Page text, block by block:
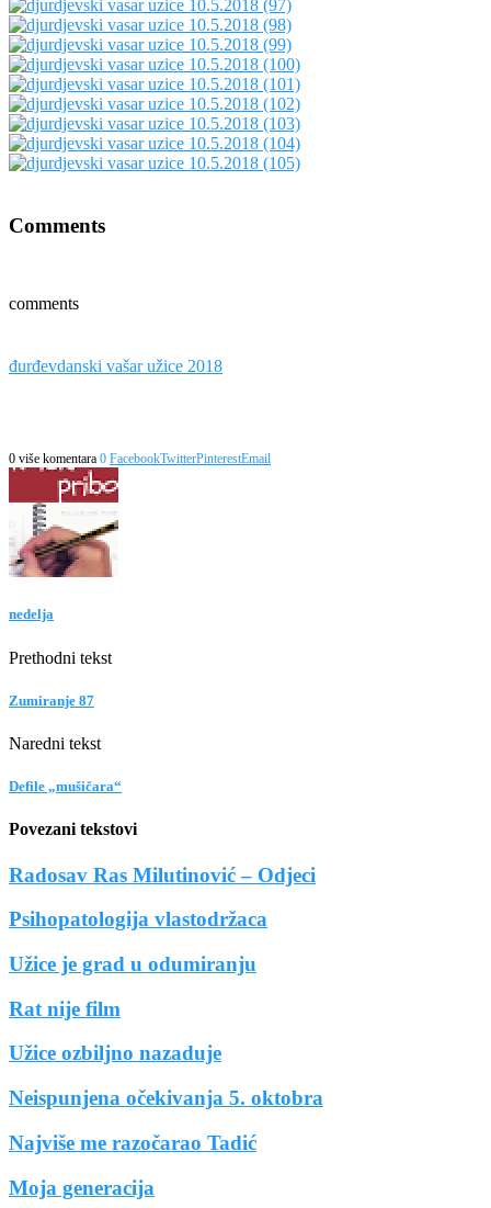
Comments
comments
đurđevdanski vašar užice 2018
0 više komentara 0 FacebookTwitterPinterestEmail
nedelja
Prethodni tekst
Zumiranje 87
Naredni tekst
Defile „mušičara“
Povezani tekstovi
Radosav Ras Milutinović – Odjeci
Psihopatologija vlastodržaca
Užice je grad u odumiranju
Rat nije film
Užice ozbiljno nazaduje
Neispunjena očekivanja 5. oktobra
Najviše me razočarao Tadić
Moja generacija